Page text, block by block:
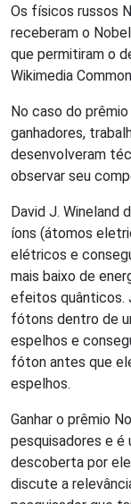
Os físicos russos
receberam o
que permitiram o
Wikimedia
No caso do
ganhadores,
desenvolveram
observar seu
David J. Wineland
íons (átomos
elétricos e
mais baixo de
efeitos quânticos.
fótons dentro de
espelhos e
fóton antes que
espelhos.
Ganhar o prêmio
pesquisadores e é
descoberta por
discute a